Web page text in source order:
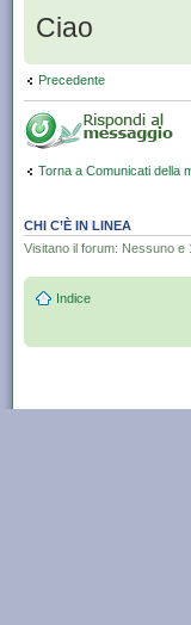
Ciao
Precedente
Torna a Comunicati della
CHI C’È IN LINEA
Visitano il forum: Nessuno e
Indice